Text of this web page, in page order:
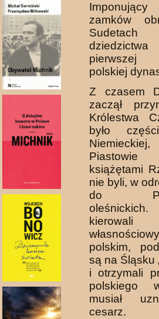
zamków
pierwszej
polskiej
Z czasem
zaczął
Królestwa
było
książętami
nie byli, w
do
polskim,
są na Śląsku
i otrzymali
polskiego
musiał
cesarz.